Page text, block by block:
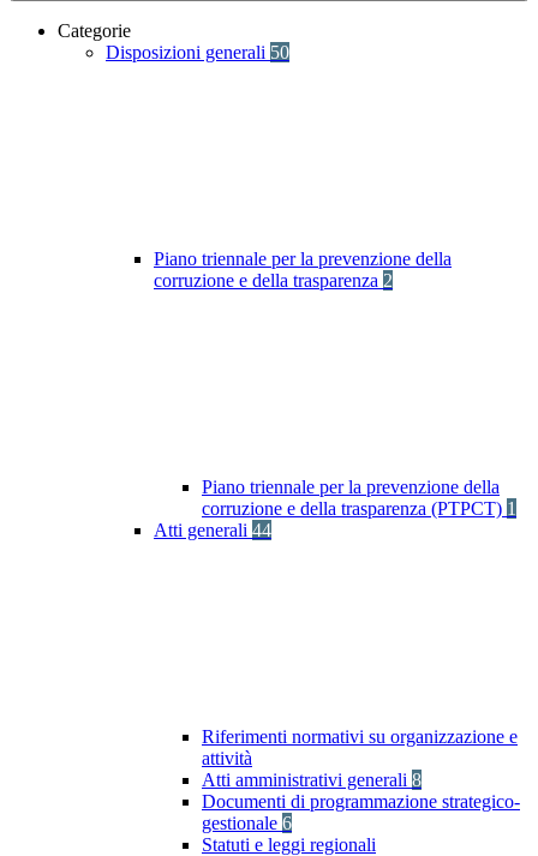
Categorie
Disposizioni generali 50
Piano triennale per la prevenzione della
corruzione e della trasparenza 2
Piano triennale per la prevenzione della
corruzione e della trasparenza (PTPCT) 1
Atti generali 44
Riferimenti normativi su organizzazione e
attività
Atti amministrativi generali 8
Documenti di programmazione strategico-
gestionale 6
Statuti e leggi regionali